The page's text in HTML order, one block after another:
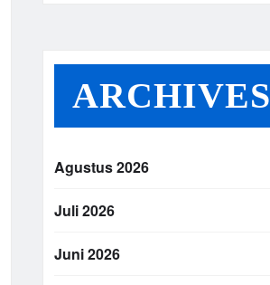
ARCHIVES
Agustus 2026
Juli 2026
Juni 2026